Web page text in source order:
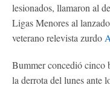
lesionados, llamaron al
Ligas Menores al
veterano relevista zurdo
Bummer concedió cinco
la derrota del lunes ante